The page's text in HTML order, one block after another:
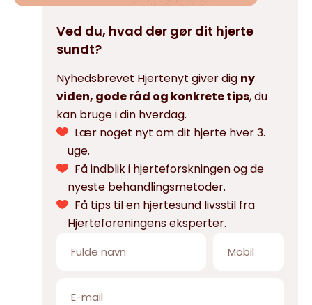
Ved du, hvad der gør dit hjerte
sundt?
Nyhedsbrevet Hjertenyt giver dig ny
viden, gode råd og konkrete tips, du
kan bruge i din hverdag.
Lær noget nyt om dit hjerte hver 3.
uge.
Få indblik i hjerteforskningen og de
nyeste behandlingsmetoder.
Få tips til en hjertesund livsstil fra
Hjerteforeningens eksperter.